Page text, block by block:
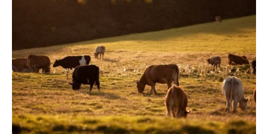
Određeni bedrenički distrikti – provedba mjera
zbog pojave bedrenice
22.07.2025.
slatina.net